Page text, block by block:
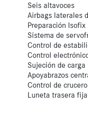
Seis altavoces
Airbags laterales
Preparación Isofix
Sistema de
Control de
Control
Sujeción de carga
Apoyabrazos
Control de crucero
Luneta trasera